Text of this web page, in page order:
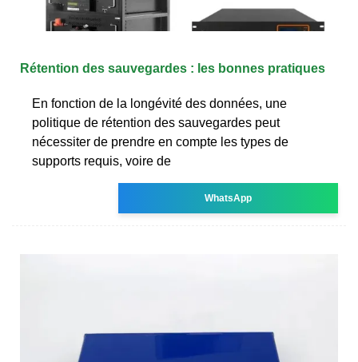
Rétention des sauvegardes : les bonnes pratiques
En fonction de la longévité des données, une
politique de rétention des sauvegardes peut
nécessiter de prendre en compte les types de
supports requis, voire de
WhatsApp